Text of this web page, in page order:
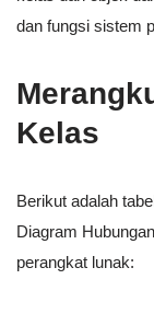
dan fungsi sistem
Kelas
Berikut adalah
Diagram
perangkat lunak: